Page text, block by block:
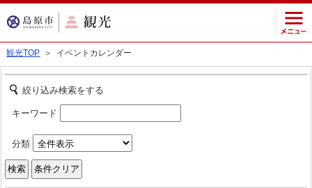
観光TOP ＞ イベントカレンダー
絞り込み検索をする
キーワード
分類